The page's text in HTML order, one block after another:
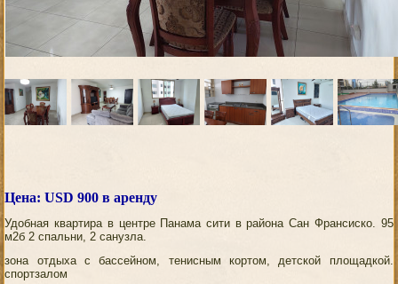
Цена: USD 900 в аренду
Удобная квартира в центре Панама сити в района Сан Франсиско. 95
м2б 2 спальни, 2 санузла.
зона отдыха с бассейном, тенисным кортом, детской площадкой.
спортзалом